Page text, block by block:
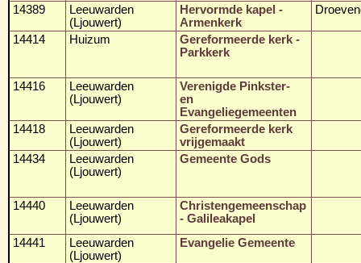
14389
Leeuwarden
(Ljouwert)
Hervormde kapel -
Armenkerk
14414 Huizum
Gereformeerde kerk -
Parkkerk
14416
Leeuwarden
(Ljouwert)
Verenigde Pinkster-
en
Evangeliegemeenten
14418
Leeuwarden
(Ljouwert)
Gereformeerde kerk
vrijgemaakt
14434
Leeuwarden
(Ljouwert)
Gemeente Gods
14440
Leeuwarden
(Ljouwert)
Christengemeenschap
- Galileakapel
14441
Leeuwarden
(Ljouwert)
Evangelie Gemeente